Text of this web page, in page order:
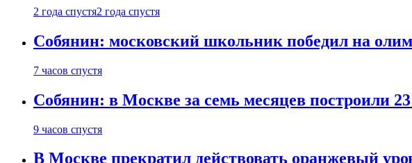
2 года спустя2 года спустя
Собянин: московский школьник победил на
7 часов спустя
Собянин: в Москве за семь месяцев построили
9 часов спустя
В Москве прекратил действовать оранжевый